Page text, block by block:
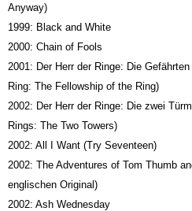
Anyway)
1999: Black and White
2000: Chain of Fools
2001: Der Herr der Ringe: Die
Ring: The Fellowship of the Ring)
2002: Der Herr der Ringe: Die zwei
Rings: The Two Towers)
2002: All I Want (Try Seventeen)
2002: The Adventures of Tom Thumb
englischen Original)
2002: Ash Wednesday